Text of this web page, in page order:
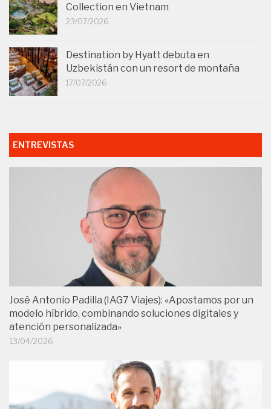
Collection en Vietnam
23/07/2026
Destination by Hyatt debuta en
Uzbekistán con un resort de montaña
17/07/2026
ENTREVISTAS
José Antonio Padilla (IAG7 Viajes): «Apostamos por un
modelo híbrido, combinando soluciones digitales y
atención personalizada»
13/04/2026